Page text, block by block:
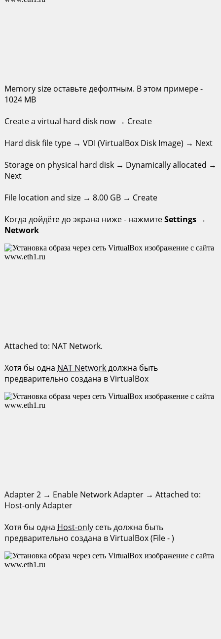
Memory size оставьте дефолтным. В этом примере -
1024 MB
Create a virtual hard disk now → Create
Hard disk file type → VDI (VirtualBox Disk Image) → Next
Storage on physical hard disk → Dynamically allocated →
Next
File location and size → 8.00 GB → Create
Когда дойдёте до экрана ниже - нажмитеSettings→
Network
Attached to: NAT Network.
Хотя бы одна NAT Networkдолжна быть
предварительно создана в VirtualBox
Adapter 2 → Enable Network Adapter → Attached to:
Host-only Adapter
Хотя бы одна Host-only сеть должна быть
предварительно создана в VirtualBox (File - )